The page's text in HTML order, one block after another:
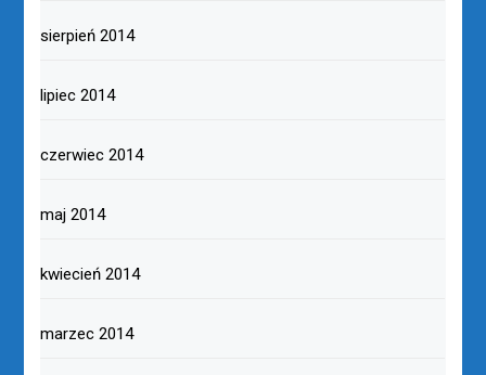
sierpień 2014
lipiec 2014
czerwiec 2014
maj 2014
kwiecień 2014
marzec 2014